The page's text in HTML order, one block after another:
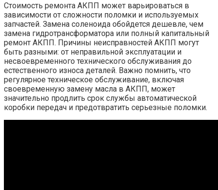
Стоимость ремонта АКПП может варьироваться в
зависимости от сложности поломки и используемых
запчастей. Замена соленоида обойдется дешевле, чем
замена гидротрансформатора или полный капитальный
ремонт АКПП. Причины неисправностей АКПП могут
быть разными: от неправильной эксплуатации и
несвоевременного технического обслуживания до
естественного износа деталей. Важно помнить, что
регулярное техническое обслуживание, включая
своевременную замену масла в АКПП, может
значительно продлить срок службы автоматической
коробки передач и предотвратить серьезные поломки.